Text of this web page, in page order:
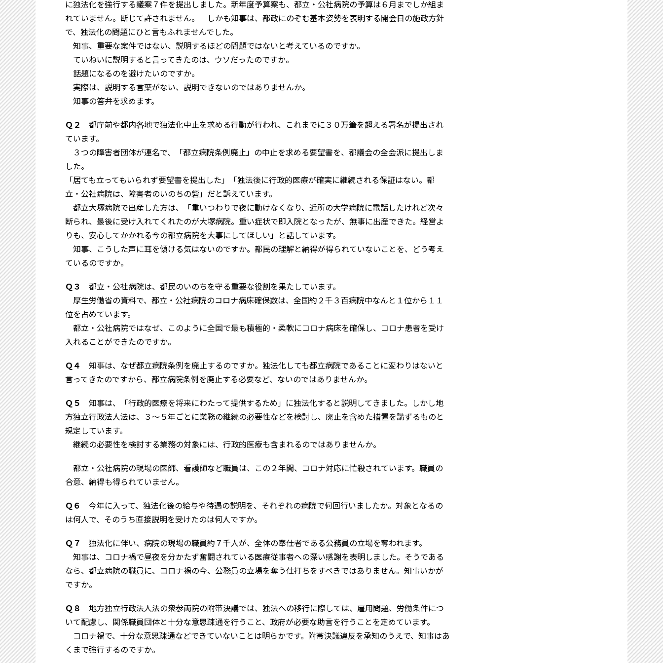
に独法化を強行する議案７件を提出しました。新年度予算案も、都立・公社病院の予算は６月までしか組ま
れていません。断じて許されません。 しかも知事は、都政にのぞむ基本姿勢を表明する開会日の施政方針
で、独法化の問題にひと言もふれませんでした。
知事、重要な案件ではない、説明するほどの問題ではないと考えているのですか。
ていねいに説明すると言ってきたのは、ウソだったのですか。
話題になるのを避けたいのですか。
実際は、説明する言葉がない、説明できないのではありませんか。
知事の答弁を求めます。
Ｑ２
都庁前や都内各地で独法化中止を求める行動が行われ、これまでに３０万筆を超える署名が提出され
ています。
３つの障害者団体が連名で、「都立病院条例廃止」の中止を求める要望書を、都議会の全会派に提出しま
した。
「居ても立ってもいられず要望書を提出した」「独法後に行政的医療が確実に継続される保証はない。都
立・公社病院は、障害者のいのちの砦」だと訴えています。
都立大塚病院で出産した方は、「重いつわりで夜に動けなくなり、近所の大学病院に電話したけれど次々
断られ、最後に受け入れてくれたのが大塚病院。重い症状で即入院となったが、無事に出産できた。経営よ
りも、安心してかかれる今の都立病院を大事にしてほしい」と話しています。
知事、こうした声に耳を傾ける気はないのですか。都民の理解と納得が得られていないことを、どう考え
ているのですか。
Ｑ３
都立・公社病院は、都民のいのちを守る重要な役割を果たしています。
厚生労働省の資料で、都立・公社病院のコロナ病床確保数は、全国約２千３百病院中なんと１位から１１
位を占めています。
都立・公社病院ではなぜ、このように全国で最も積極的・柔軟にコロナ病床を確保し、コロナ患者を受け
入れることができたのですか。
Ｑ４
知事は、なぜ都立病院条例を廃止するのですか。独法化しても都立病院であることに変わりはないと
言ってきたのですから、都立病院条例を廃止する必要など、ないのではありませんか。
Ｑ５
知事は、「行政的医療を将来にわたって提供するため」に独法化すると説明してきました。しかし地
方独立行政法人法は、３～５年ごとに業務の継続の必要性などを検討し、廃止を含めた措置を講ずるものと
規定しています。
継続の必要性を検討する業務の対象には、行政的医療も含まれるのではありませんか。
都立・公社病院の現場の医師、看護師など職員は、この２年間、コロナ対応に忙殺されています。職員の
合意、納得も得られていません。
Ｑ６
今年に入って、独法化後の給与や待遇の説明を、それぞれの病院で何回行いましたか。対象となるの
は何人で、そのうち直接説明を受けたのは何人ですか。
Ｑ７
独法化に伴い、病院の現場の職員約７千人が、全体の奉仕者である公務員の立場を奪われます。
知事は、コロナ禍で昼夜を分かたず奮闘されている医療従事者への深い感謝を表明しました。そうである
なら、都立病院の職員に、コロナ禍の今、公務員の立場を奪う仕打ちをすべきではありません。知事いかが
ですか。
Ｑ８
地方独立行政法人法の衆参両院の附帯決議では、独法への移行に際しては、雇用問題、労働条件につ
いて配慮し、関係職員団体と十分な意思疎通を行うこと、政府が必要な助言を行うことを定めています。
コロナ禍で、十分な意思疎通などできていないことは明らかです。附帯決議違反を承知のうえで、知事はあ
くまで強行するのですか。